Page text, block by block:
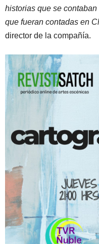
historias que se
que fueran contadas en
director de la compañía.